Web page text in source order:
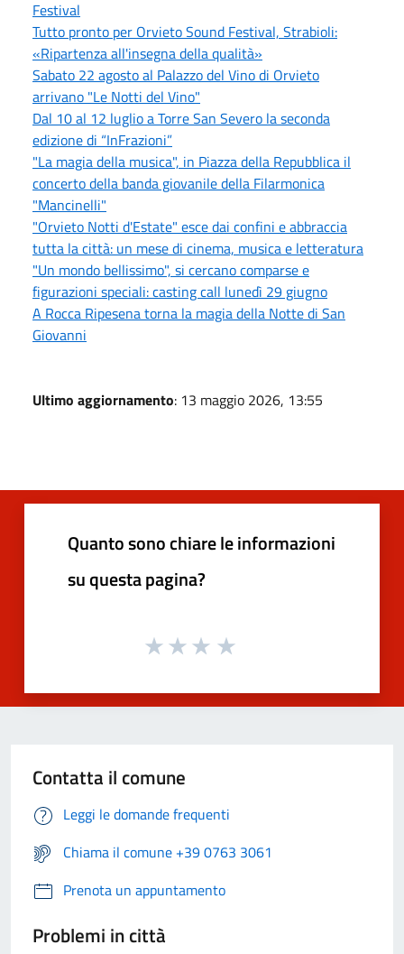
Festival
Tutto pronto per Orvieto Sound Festival, Strabioli:
«Ripartenza all'insegna della qualità»
Sabato 22 agosto al Palazzo del Vino di Orvieto
arrivano "Le Notti del Vino"
Dal 10 al 12 luglio a Torre San Severo la seconda
edizione di “InFrazioni”
"La magia della musica", in Piazza della Repubblica il
concerto della banda giovanile della Filarmonica
"Mancinelli"
"Orvieto Notti d'Estate" esce dai confini e abbraccia
tutta la città: un mese di cinema, musica e letteratura
"Un mondo bellissimo", si cercano comparse e
figurazioni speciali: casting call lunedì 29 giugno
A Rocca Ripesena torna la magia della Notte di San
Giovanni
Ultimo aggiornamento: 13 maggio 2026, 13:55
Quanto sono chiare le informazioni
su questa pagina?
Contatta il comune
Leggi le domande frequenti
Chiama il comune +39 0763 3061
Prenota un appuntamento
Problemi in città